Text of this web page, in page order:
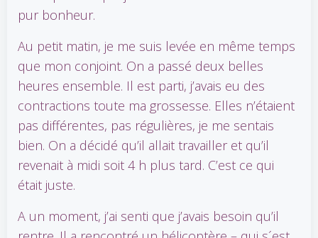
pur bonheur.
Au petit matin, je me suis levée en même temps
que mon conjoint. On a passé deux belles
heures ensemble. Il est parti, j’avais eu des
contractions toute ma grossesse. Elles n’étaient
pas différentes, pas régulières, je me sentais
bien. On a décidé qu’il allait travailler et qu’il
revenait à midi soit 4 h plus tard. C’est ce qui
était juste.
A un moment, j’ai senti que j’avais besoin qu’il